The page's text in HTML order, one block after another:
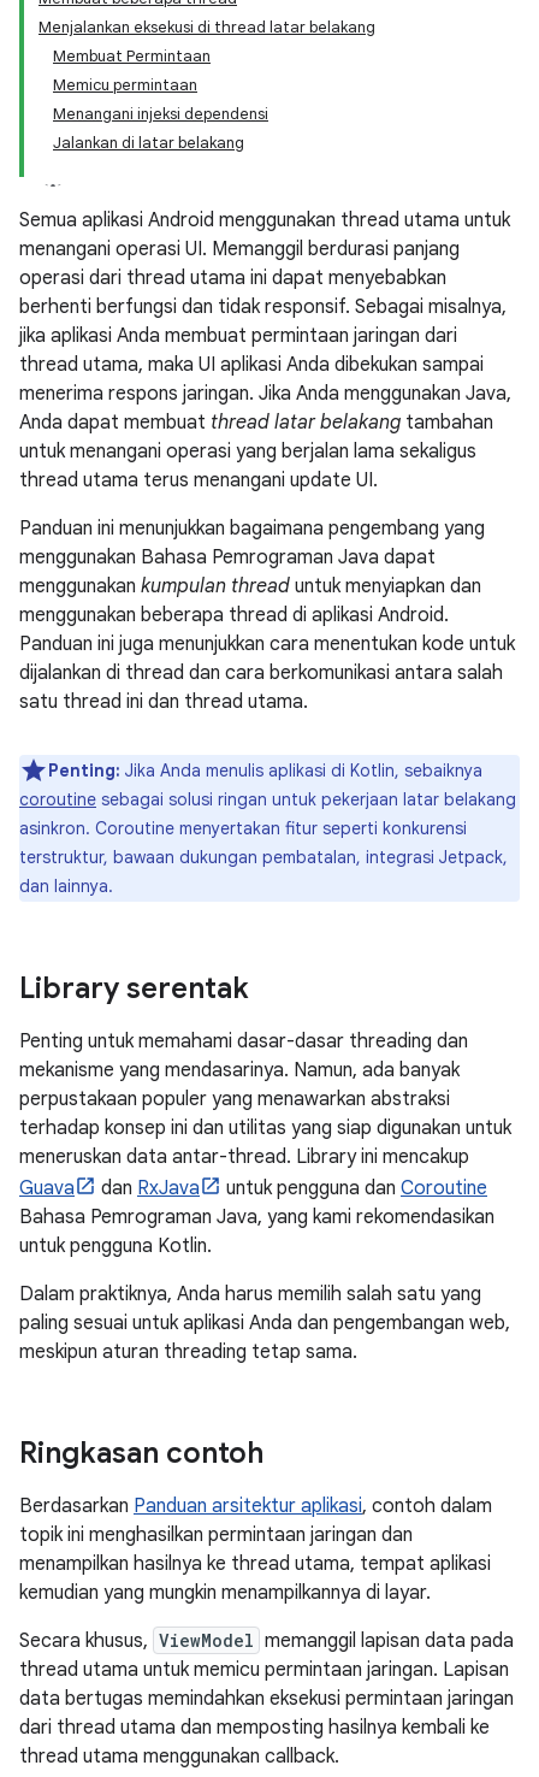
Menjalankan eksekusi di thread latar belakang
Membuat Permintaan
Memicu permintaan
Menangani injeksi dependensi
Jalankan di latar belakang
Semua aplikasi Android menggunakan thread utama untuk
menangani operasi UI. Memanggil berdurasi panjang
operasi dari thread utama ini dapat menyebabkan
berhenti berfungsi dan tidak responsif. Sebagai misalnya,
jika aplikasi Anda membuat permintaan jaringan dari
thread utama, maka UI aplikasi Anda dibekukan sampai
menerima respons jaringan. Jika Anda menggunakan Java,
Anda dapat membuat thread latar belakang tambahan
untuk menangani operasi yang berjalan lama sekaligus
thread utama terus menangani update UI.
Panduan ini menunjukkan bagaimana pengembang yang
menggunakan Bahasa Pemrograman Java dapat
menggunakan kumpulan thread untuk menyiapkan dan
menggunakan beberapa thread di aplikasi Android.
Panduan ini juga menunjukkan cara menentukan kode untuk
dijalankan di thread dan cara berkomunikasi antara salah
satu thread ini dan thread utama.
Penting: Jika Anda menulis aplikasi di Kotlin, sebaiknya
coroutine sebagai solusi ringan untuk pekerjaan latar belakang
asinkron. Coroutine menyertakan fitur seperti konkurensi
terstruktur, bawaan dukungan pembatalan, integrasi Jetpack,
dan lainnya.
Library serentak
Penting untuk memahami dasar-dasar threading dan
mekanisme yang mendasarinya. Namun, ada banyak
perpustakaan populer yang menawarkan abstraksi
terhadap konsep ini dan utilitas yang siap digunakan untuk
meneruskan data antar-thread. Library ini mencakup
Guava
dan RxJava untuk pengguna dan Coroutine
Bahasa Pemrograman Java, yang kami rekomendasikan
untuk pengguna Kotlin.
Dalam praktiknya, Anda harus memilih salah satu yang
paling sesuai untuk aplikasi Anda dan pengembangan web,
meskipun aturan threading tetap sama.
Ringkasan contoh
Berdasarkan Panduan arsitektur aplikasi, contoh dalam
topik ini menghasilkan permintaan jaringan dan
menampilkan hasilnya ke thread utama, tempat aplikasi
kemudian yang mungkin menampilkannya di layar.
Secara khusus, ViewModel memanggil lapisan data pada
thread utama untuk memicu permintaan jaringan. Lapisan
data bertugas memindahkan eksekusi permintaan jaringan
dari thread utama dan memposting hasilnya kembali ke
thread utama menggunakan callback.